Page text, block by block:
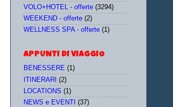
VOLO+HOTEL - offerte (3294)
WEEKEND - offerte (2)
WELLNESS SPA - offerte (1)
APPUNTI DI VIAGGIO
BENESSERE (1)
ITINERARI (2)
LOCATIONS (1)
NEWS e EVENTI
(37)